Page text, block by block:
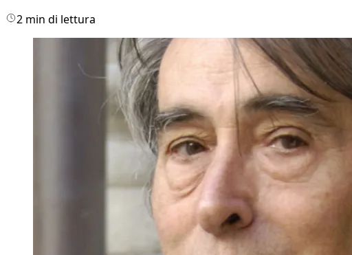
2 min di lettura